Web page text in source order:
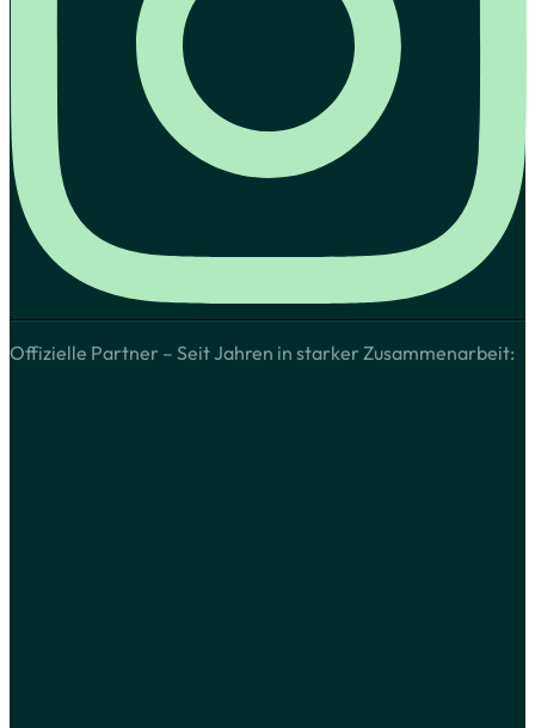
Offizielle Partner – Seit Jahren in starker Zusammenarbeit: